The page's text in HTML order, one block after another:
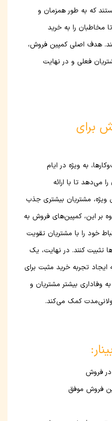
که به طور همزمان و
مخاطبان را به خرید
هدف اصلی کمپین فروش،
فعلی و در نهایت
برای
به ویژه در ایام
می‌دهد تا با ارائه
مشتریان بیشتری جذب
بر این، کمپین‌های فروش به
خود را با مشتریان تقویت
تثبیت کنند. در نهایت، یک
تجربه خرید مثبت برای
وفاداری بیشتر مشتریان و
کمک می‌کند.
در فروش
فروش موفق